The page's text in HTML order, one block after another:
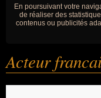
En poursuivant votre
de réaliser des
contenus ou publicités
Acteur